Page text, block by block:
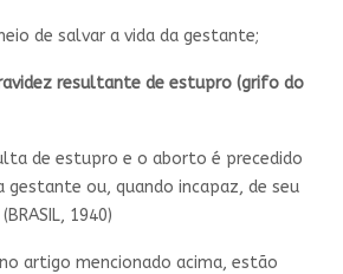
de salvar a vida da gestante;
resultante de estupro (grifo do
de estupro e o aborto é precedido
ou, quando incapaz, de seu
1940)
artigo mencionado acima, estão